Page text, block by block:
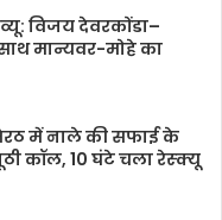
विजय देवरकोंडा–
मान्यवर-मोहे का
में नाले की सफाई के
कॉल, 10 घंटे चला रेस्क्यू